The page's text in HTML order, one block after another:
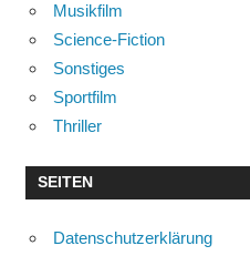
Musikfilm
Science-Fiction
Sonstiges
Sportfilm
Thriller
SEITEN
Datenschutzerklärung